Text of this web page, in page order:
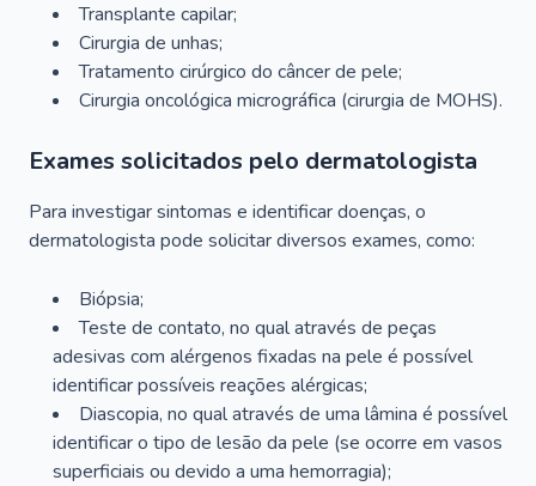
Transplante capilar;
Cirurgia de unhas;
Tratamento cirúrgico do câncer de pele;
Cirurgia oncológica micrográfica (cirurgia de MOHS).
Exames solicitados pelo dermatologista
Para investigar sintomas e identificar doenças, o
dermatologista pode solicitar diversos exames, como:
Biópsia;
Teste de contato, no qual através de peças
adesivas com alérgenos fixadas na pele é possível
identificar possíveis reações alérgicas;
Diascopia, no qual através de uma lâmina é possível
identificar o tipo de lesão da pele (se ocorre em vasos
superficiais ou devido a uma hemorragia);